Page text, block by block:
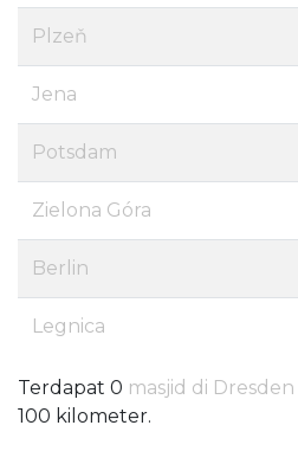
Plzeň
Jena
Potsdam
Zielona Góra
Berlin
Legnica
Terdapat 0 masjid di Dresden
100 kilometer.